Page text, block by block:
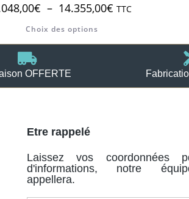
€ – 14.355,00€ TTC
Choix des options
OFFERTE
Etre rappelé
Laissez vos coordonnées
d'informations, notre
appellera.